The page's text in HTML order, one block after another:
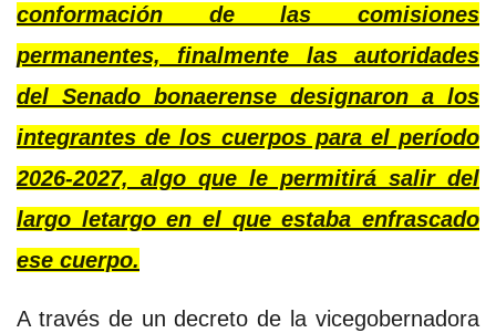
conformación de las comisiones
permanentes, finalmente las autoridades
del Senado bonaerense designaron a los
integrantes de los cuerpos para el período
2026-2027, algo que le permitirá salir del
largo letargo en el que estaba enfrascado
ese cuerpo.
A través de un decreto de la vicegobernadora